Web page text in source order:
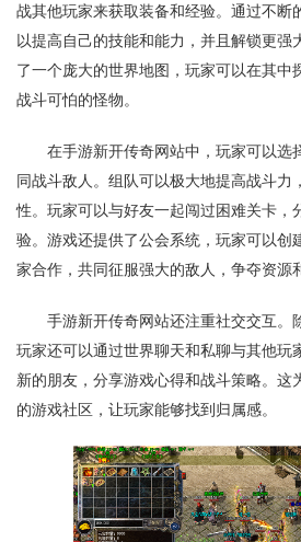
战其他玩家来获取装备和经验。通过不断
以提高自己的技能和能力，并且解锁更强
了一个庞大的世界地图，玩家可以在其中
战斗可怕的怪物。
在手游新开传奇网站中，玩家可以选
同战斗敌人。组队可以极大地提高战斗力
性。玩家可以与好友一起闯过困难关卡，
验。游戏还提供了公会系统，玩家可以创
家合作，共同征服强大的敌人，争夺资源
手游新开传奇网站还注重社交交互。
玩家还可以通过世界聊天和私聊与其他玩
新的朋友，分享游戏心得和战斗策略。这
的游戏社区，让玩家能够找到归属感。